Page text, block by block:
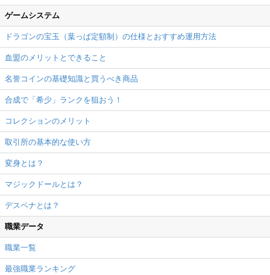
ゲームシステム
ドラゴンの宝玉（葉っぱ定額制）の仕様とおすすめ運用方法
血盟のメリットとできること
名誉コインの基礎知識と買うべき商品
合成で「希少」ランクを狙おう！
コレクションのメリット
取引所の基本的な使い方
変身とは？
マジックドールとは？
デスペナとは？
職業データ
職業一覧
最強職業ランキング